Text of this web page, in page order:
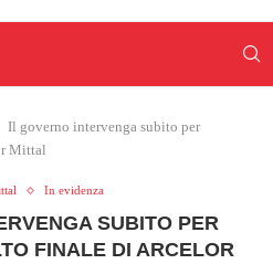
Il governo intervenga subito per
Mittal
In evidenza
SUBITO PER
FINALE DI ARCELOR